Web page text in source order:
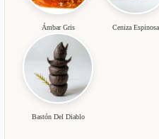
Ámbar Gris Ceniza Espinosa
Bastón Del Diablo